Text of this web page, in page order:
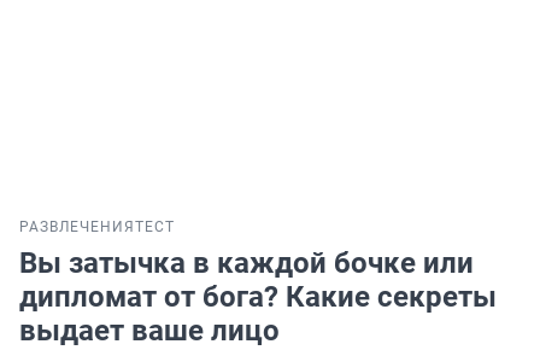
РАЗВЛЕЧЕНИЯ ТЕСТ
Вы затычка в каждой бочке или
дипломат от бога? Какие секреты
выдает ваше лицо